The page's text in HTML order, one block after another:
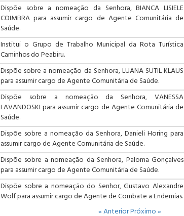
Dispõe sobre a nomeação da Senhora, BIANCA LISIELE
COIMBRA para assumir cargo de Agente Comunitária de
Saúde.
Institui o Grupo de Trabalho Municipal da Rota Turística
Caminhos do Peabiru.
Dispõe sobre a nomeação da Senhora, LUANA SUTIL KLAUS
para assumir cargo de Agente Comunitária de Saúde.
Dispõe sobre a nomeação da Senhora, VANESSA
LAVANDOSKI para assumir cargo de Agente Comunitária de
Saúde.
Dispõe sobre a nomeação da Senhora, Danieli Horing para
assumir cargo de Agente Comunitária de Saúde.
Dispõe sobre a nomeação da Senhora, Paloma Gonçalves
para assumir cargo de Agente Comunitária de Saúde.
Dispõe sobre a nomeação do Senhor, Gustavo Alexandre
Wolf para assumir cargo de Agente de Combate a Endemias.
« AnteriorPróximo »